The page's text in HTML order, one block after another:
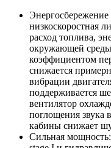
низкоскоростная
расход топлива,
окружающей
коэффициентом
снижается
вибрации
поддерживается
вентилятор
поглощения звука
кабины снижает
Сильная